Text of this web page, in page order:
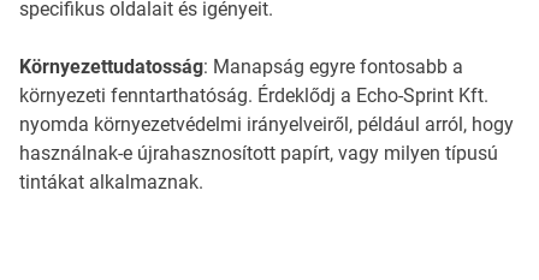
specifikus oldalait és igényeit.
Környezettudatosság: Manapság egyre fontosabb a
környezeti fenntarthatóság. Érdeklődj a Echo-Sprint Kft.
nyomda környezetvédelmi irányelveiről, például arról, hogy
használnak-e újrahasznosított papírt, vagy milyen típusú
tintákat alkalmaznak.